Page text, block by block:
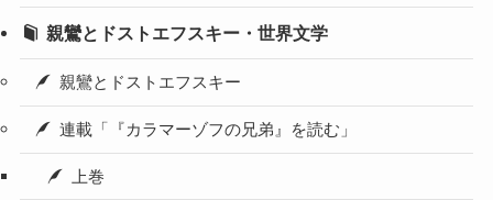
親鸞とドストエフスキー・世界文学
親鸞とドストエフスキー
連載「『カラマーゾフの兄弟』を読む」
上巻